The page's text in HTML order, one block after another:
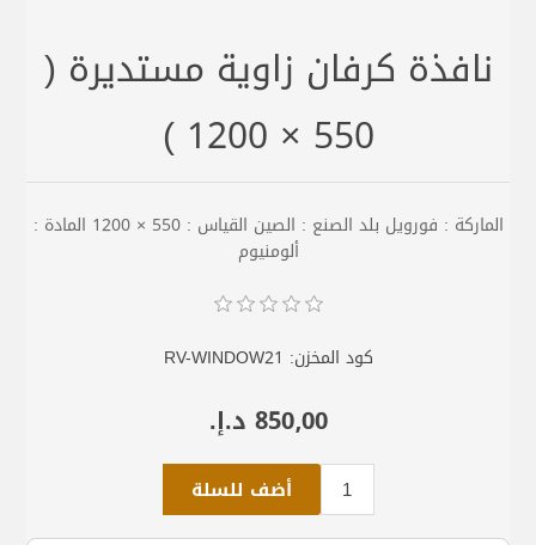
نافذة كرفان زاوية مستديرة (
550 × 1200 )
الماركة : فورويل بلد الصنع : الصين القياس : 550 × 1200 المادة :
ألومنيوم
كود المخزن: RV-WINDOW21
850٫00 د.إ.‏
أضف للسلة